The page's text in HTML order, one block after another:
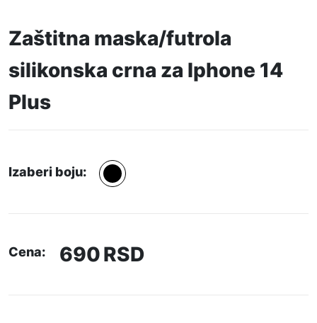
Zaštitna maska/futrola
silikonska crna za Iphone 14
Plus
Izaberi boju:
Cena: 690RSD